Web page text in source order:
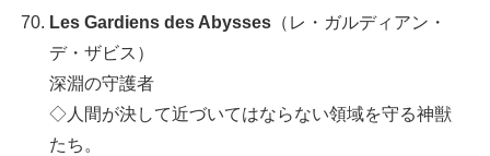
Les Gardiens des Abysses （レ・ガルディアン・
デ・ザビス）
深淵の守護者
◇人間が決して近づいてはならない領域を守る神獣
たち。